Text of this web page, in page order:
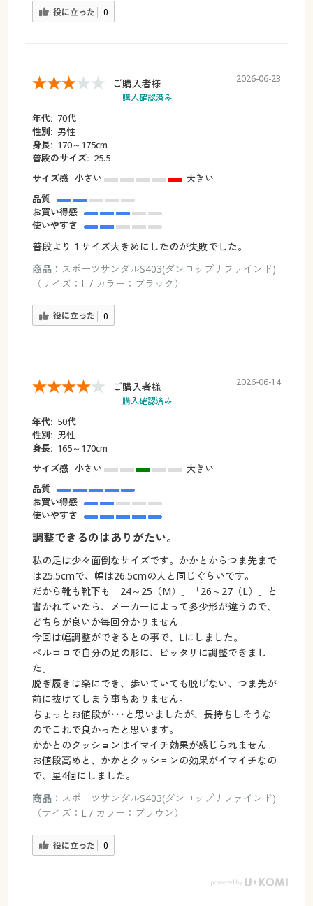
役に立った 0
ご購入者様
購入確認済み
2026-06-23
年代: 70代
性別: 男性
身長: 170～175cm
普段のサイズ: 25.5
サイズ感 小さい
大きい
品質
お買い得感
使いやすさ
普段より１サイズ大きめにしたのが失敗でした。
商品： スポーツサンダルS403(ダンロップリファインド)
（サイズ：L / カラー：ブラック）
役に立った 0
ご購入者様
購入確認済み
2026-06-14
年代: 50代
性別: 男性
身長: 165～170cm
サイズ感 小さい
大きい
品質
お買い得感
使いやすさ
調整できるのはありがたい。
私の足は少々面倒なサイズです。かかとからつま先まで
は25.5cmで、幅は26.5cmの人と同じぐらいです。
だから靴も靴下も「24～25（M）」「26～27（L）」と
書かれていたら、メーカーによって多少形が違うので、
どちらが良いか毎回分かりません。
今回は幅調整ができるとの事で、Lにしました。
ベルコロで自分の足の形に、ピッタリに調整できまし
た。
脱ぎ履きは楽にでき、歩いていても脱げない、つま先が
前に抜けてしまう事もありません。
ちょっとお値段が･･･と思いましたが、長持ちしそうな
のでこれで良かったと思います。
かかとのクッションはイマイチ効果が感じられません。
お値段高めと、かかとクッションの効果がイマイチなの
で、星4個にしました。
商品： スポーツサンダルS403(ダンロップリファインド)
（サイズ：L / カラー：ブラウン）
役に立った 0